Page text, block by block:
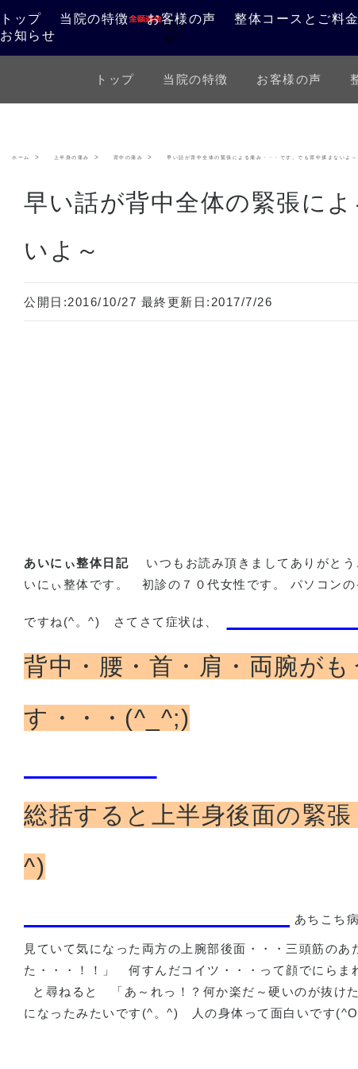
トップ 当院の特徴 お客様の声 整体コースとご料金
お知らせ
トップ 当院の特徴 お客様の声
ホーム 上半身の痛み 背中の痛み 早い話が背中全体の緊張による痛み・・・です。でも背中揉まないよ～
早い話が背中全体の緊張に
いよ～
公開日:2016/10/27 最終更新日: 2017/7/26
あいにぃ整体日記
いつもお読み頂きましてありがと
いにぃ整体です。
初診の７０代女性です。 パソコン
ですね (^ 。 ^) さてさて症状は、
背中・腰・首・肩・両腕が
す・・・(^_^;)
総括すると上半身後面の緊
^)
あちこち
見ていて気になった両方の上腕部後面・・・三頭筋の
た・・・！！」
何すんだコイツ・・・って顔でにらま
と尋ねると
「あ～れっ！？何か楽だ～硬いのが抜け
になったみたいです (^ 。 ^) 人の身体って面白いです